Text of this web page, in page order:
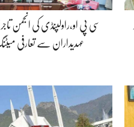
سی پی او،راولپنڈی کی انجمن
عہدیداران سے تعارفی